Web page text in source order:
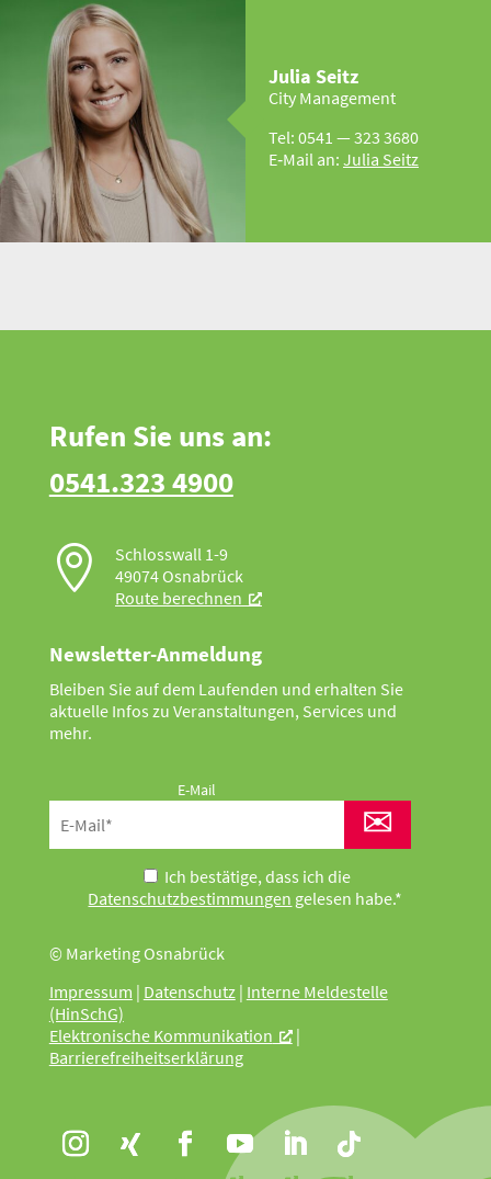
Julia Seitz
City Management
Tel: 0541 — 323 3680
E‑Mail an: Julia Seitz
Rufen Sie uns an:
0541.323 4900

Schlosswall 1-9
49074 Osnabrück
Route berechnen
Newsletter-Anmeldung
Bleiben Sie auf dem Laufenden und erhalten Sie
aktuelle Infos zu Veranstaltungen, Services und
mehr.
E-Mail
✉
Ich bestätige, dass ich die
Datenschutzbestimmungen gelesen habe.*
© Marketing Osnabrück
Impressum | Datenschutz| Interne Meldestelle
(HinSchG)
Elektronische Kommunikation
|
Barrierefreiheitserklärung